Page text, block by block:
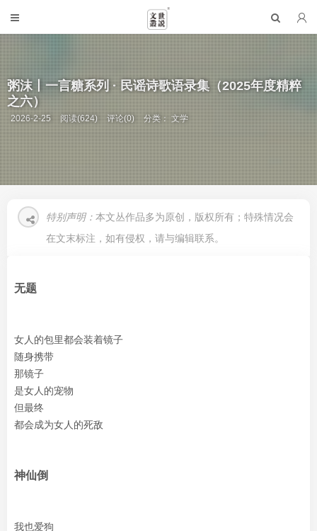
粥沫丨一言糖系列 · 民谣诗歌语录集（2025年度精粹
之六）
2026-2-25 阅读(624) 评论(0) 分类：文学
特别声明： 本文丛作品多为原创，版权所有；特殊情况会
在文末标注，如有侵权，请与编辑联系。
无题
女人的包里都会装着镜子
随身携带
那镜子
是女人的宠物
但最终
都会成为女人的死敌
神仙倒
我也爱狗